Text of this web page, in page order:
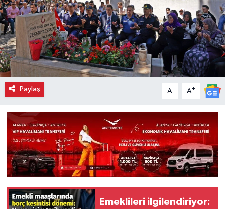
Paylaş A- A+
Emeklileri ilgilendiriyor: